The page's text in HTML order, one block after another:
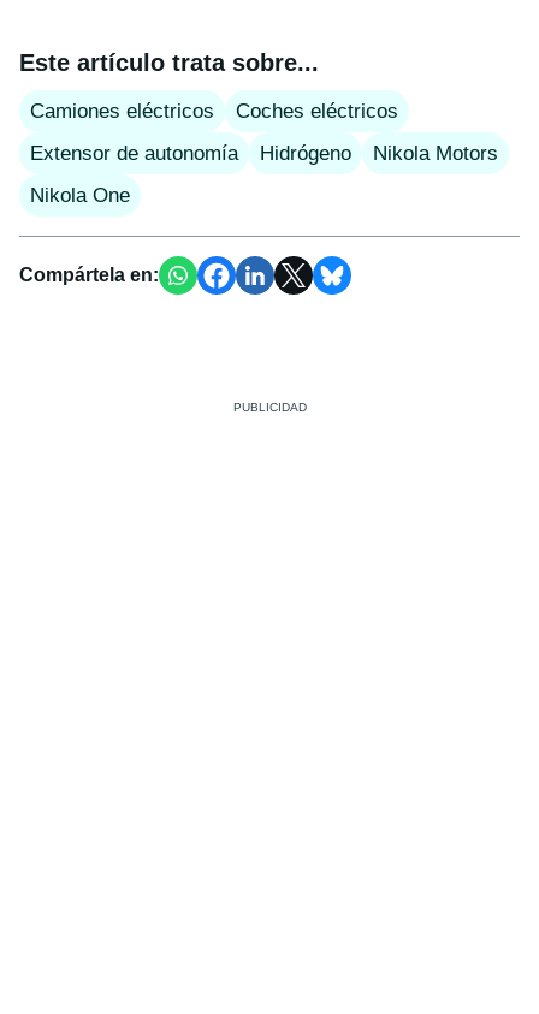
Este artículo trata sobre...
Camiones eléctricos
Coches eléctricos
Extensor de autonomía
Hidrógeno
Nikola Motors
Nikola One
Compártela en: